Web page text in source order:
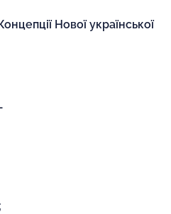
Нової української